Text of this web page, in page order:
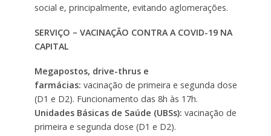
social e, principalmente, evitando aglomerações.
SERVIÇO – VACINAÇÃO CONTRA A COVID-19 NA
CAPITAL
Megapostos, drive-thrus e
farmácias: vacinação de primeira e segunda dose
(D1 e D2). Funcionamento das 8h às 17h.
Unidades Básicas de Saúde (UBSs): vacinação de
primeira e segunda dose (D1 e D2).